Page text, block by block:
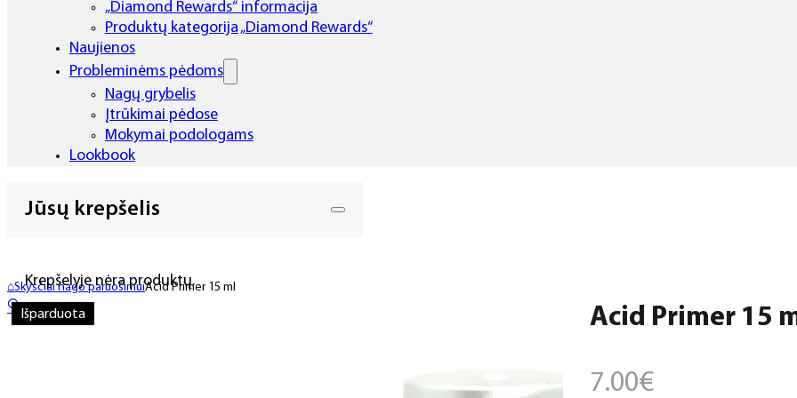
„Diamond Rewards“ informacija
Produktų kategorija „Diamond Rewards“
Naujienos
Probleminėms pėdoms
Nagų grybelis
Įtrūkimai pėdose
Mokymai podologams
Lookbook
Jūsų krepšelis
Krepšelyje nėra produktų.
⌂Skysčiai nago paruošimuiAcid Primer 15 ml
Išparduota
🔍 Acid Primer 15
7.00€